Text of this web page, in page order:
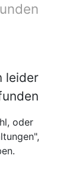
leider
oder